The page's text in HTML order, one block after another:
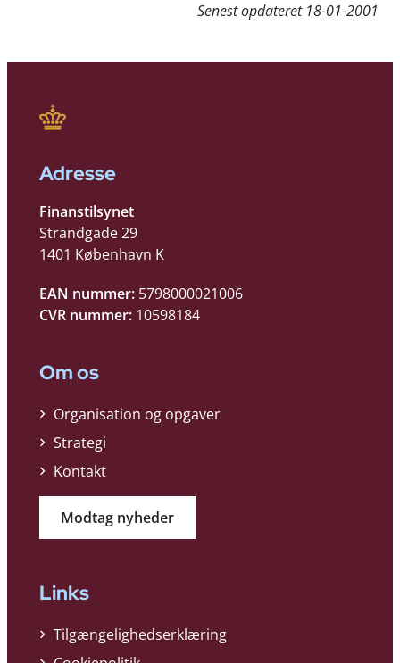
Senest opdateret 18-01-2001
Adresse
Finanstilsynet
Strandgade 29
1401 København K
EAN nummer: 5798000021006
CVR nummer: 10598184
Om os
Organisation og opgaver
Strategi
Kontakt
Modtag nyheder
Links
Tilgængelighedserklæring